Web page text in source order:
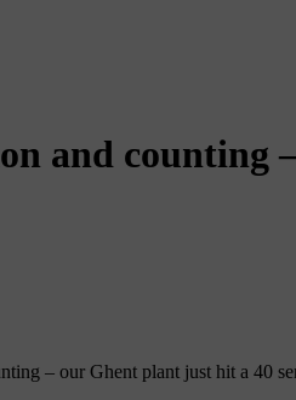
and counting
– our Ghent plant just hit a 40